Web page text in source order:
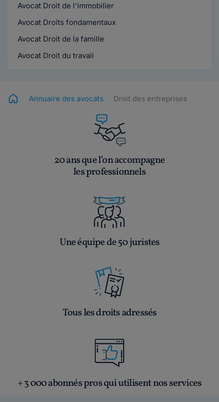
Avocat Droit de l'immobilier
Avocat Droits fondamentaux
Avocat Droit de la famille
Avocat Droit du travail
Annuaire des avocats Droit des entreprises
20 ans que l’on accompagne
les professionnels
Une équipe de 50 juristes
Tous les droits adressés
+ 3 000 abonnés pros qui utilisent nos services